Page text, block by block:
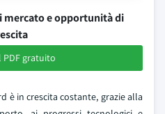
e opportunità di
PDF gratuito
è in crescita costante, grazie alla